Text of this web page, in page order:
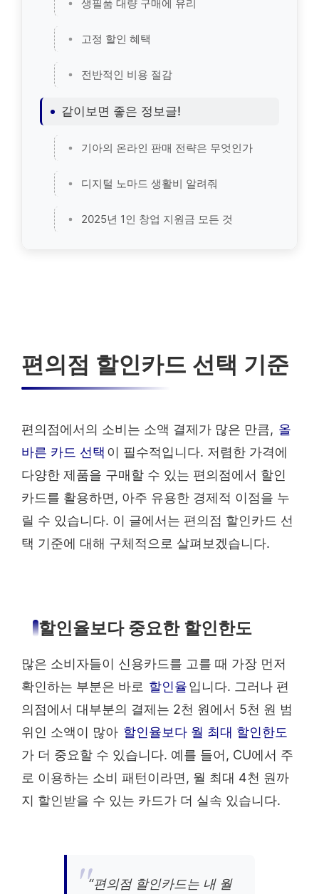
생필품 대량 구매에 유리
고정 할인 혜택
전반적인 비용 절감
같이보면 좋은 정보글!
기아의 온라인 판매 전략은 무엇인가
디지털 노마드 생활비 알려줘
2025년 1인 창업 지원금 모든 것
편의점 할인카드 선택 기준
편의점에서의 소비는 소액 결제가 많은 만큼, 올
바른 카드 선택 이 필수적입니다. 저렴한 가격에
다양한 제품을 구매할 수 있는 편의점에서 할인
카드를 활용하면, 아주 유용한 경제적 이점을 누
릴 수 있습니다. 이 글에서는 편의점 할인카드 선
택 기준에 대해 구체적으로 살펴보겠습니다.
할인율보다 중요한 할인한도
많은 소비자들이 신용카드를 고를 때 가장 먼저
확인하는 부분은 바로 할인율입니다. 그러나 편
의점에서 대부분의 결제는 2천 원에서 5천 원 범
위인 소액이 많아 할인율보다 월 최대 할인한도
가 더 중요할 수 있습니다. 예를 들어, CU에서 주
로 이용하는 소비 패턴이라면, 월 최대 4천 원까
지 할인받을 수 있는 카드가 더 실속 있습니다.
“편의점 할인카드는 내 월